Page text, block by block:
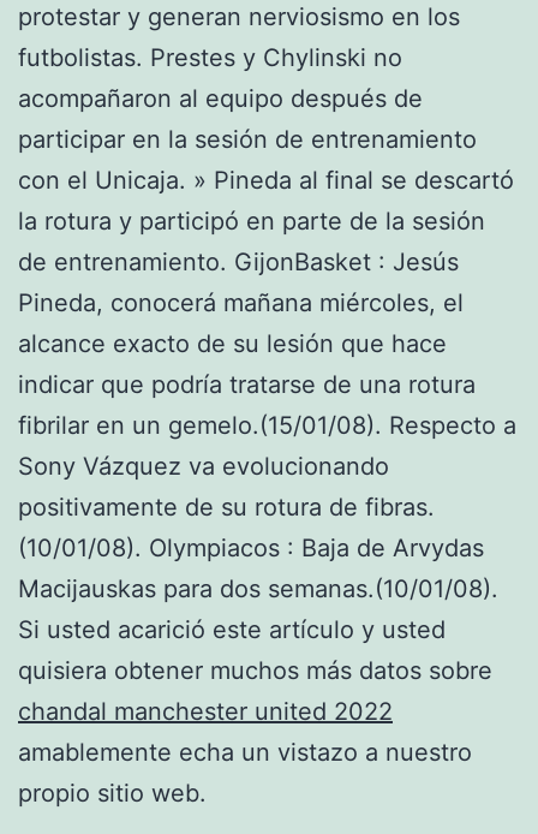
protestar y generan nerviosismo en los
futbolistas. Prestes y Chylinski no
acompañaron al equipo después de
participar en la sesión de entrenamiento
con el Unicaja. » Pineda al final se descartó
la rotura y participó en parte de la sesión
de entrenamiento. GijonBasket : Jesús
Pineda, conocerá mañana miércoles, el
alcance exacto de su lesión que hace
indicar que podría tratarse de una rotura
fibrilar en un gemelo.(15/01/08). Respecto a
Sony Vázquez va evolucionando
positivamente de su rotura de fibras.
(10/01/08). Olympiacos : Baja de Arvydas
Macijauskas para dos semanas.(10/01/08).
Si usted acarició este artículo y usted
quisiera obtener muchos más datos sobre
chandal manchester united 2022
amablemente echa un vistazo a nuestro
propio sitio web.